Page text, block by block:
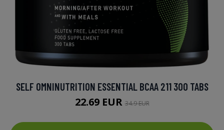
SELF OMNINUTRITION ESSENTIAL BCAA 211 300 TABS
22.69 EUR34.9 EUR